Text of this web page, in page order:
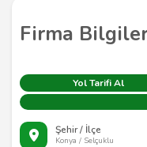
Firma
Yol Tarifi Al
Şehir / İlçe
Konya / Selçuklu